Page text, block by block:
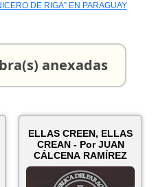
DE RIGA” EN PARAGUAY
anexadas
ELLAS CREEN, ELLAS
CREAN - Por JUAN
CÁLCENA RAMÍREZ